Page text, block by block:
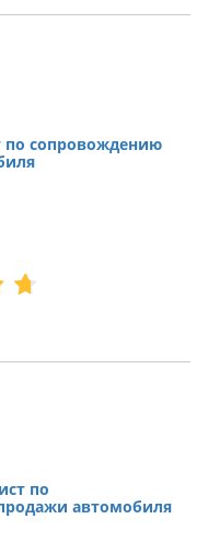
по сопровождению
по
автомобиля